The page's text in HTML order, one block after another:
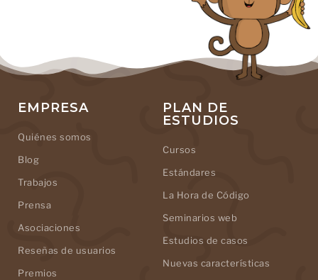
EMPRESA
Quiénes somos
Blog
Trabajos
Prensa
Asociaciones
Reseñas de usuarios
Premios
PLAN DE
ESTUDIOS
Cursos
Estándares
La Hora de Código
Seminarios web
Estudios de casos
Nuevas características